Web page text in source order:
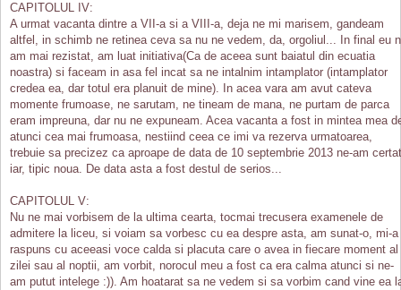
CAPITOLUL IV:
A urmat vacanta dintre a VII-a si a VIII-a, deja ne mi marisem, gandeam
altfel, in schimb ne retinea ceva sa nu ne vedem, da, orgoliul... In final eu
am mai rezistat, am luat initiativa(Ca de aceea sunt baiatul din ecuatia
noastra) si faceam in asa fel incat sa ne intalnim intamplator (intamplator
credea ea, dar totul era planuit de mine). In acea vara am avut cateva
momente frumoase, ne sarutam, ne tineam de mana, ne purtam de parca
eram impreuna, dar nu ne expuneam. Acea vacanta a fost in mintea mea
atunci cea mai frumoasa, nestiind ceea ce imi va rezerva urmatoarea,
trebuie sa precizez ca aproape de data de 10 septembrie 2013 ne-am certat
iar, tipic noua. De data asta a fost destul de serios...
CAPITOLUL V:
Nu ne mai vorbisem de la ultima cearta, tocmai trecusera examenele de
admitere la liceu, si voiam sa vorbesc cu ea despre asta, am sunat-o, mi-a
raspuns cu aceeasi voce calda si placuta care o avea in fiecare moment al
zilei sau al noptii, am vorbit, norocul meu a fost ca era calma atunci si ne-
am putut intelege :)). Am hoatarat sa ne vedem si sa vorbim cand vine ea